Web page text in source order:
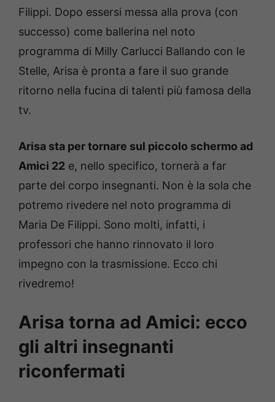
Filippi. Dopo essersi messa alla prova (con
successo) come ballerina nel noto
programma di Milly Carlucci Ballando con le
Stelle, Arisa è pronta a fare il suo grande
ritorno nella fucina di talenti più famosa della
tv.
Arisa sta per tornare sul piccolo schermo ad
Amici 22 e, nello specifico, tornerà a far
parte del corpo insegnanti. Non è la sola che
potremo rivedere nel noto programma di
Maria De Filippi. Sono molti, infatti, i
professori che hanno rinnovato il loro
impegno con la trasmissione. Ecco chi
rivedremo!
Arisa torna ad Amici: ecco
gli altri insegnanti
riconfermati